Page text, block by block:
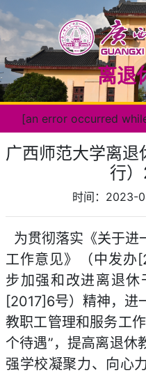
离退
[an error occurred
广西师范大学离
行
时间：2023-
为贯彻落实《关于进
工作意见》（中发办
步加强和改进离退
[2017]6号）精神，进
教职工管理和服务工
个待遇”，提高离退休
强学校凝聚力、向心